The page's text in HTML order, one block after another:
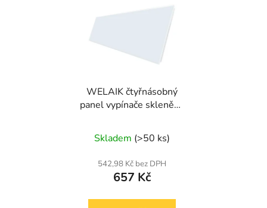
WELAIK čtyřnásobný
panel vypínače skleněný
Skladem (>50 ks)
542,98 Kč bez DPH
657 Kč